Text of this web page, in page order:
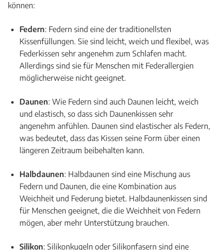
können:
Federn: Federn sind eine der traditionellsten
Kissenfüllungen. Sie sind leicht, weich und flexibel, was
Federkissen sehr angenehm zum Schlafen macht.
Allerdings sind sie für Menschen mit Federallergien
möglicherweise nicht geeignet.
Daunen: Wie Federn sind auch Daunen leicht, weich
und elastisch, so dass sich Daunenkissen sehr
angenehm anfühlen. Daunen sind elastischer als Federn,
was bedeutet, dass das Kissen seine Form über einen
längeren Zeitraum beibehalten kann.
Halbdaunen: Halbdaunen sind eine Mischung aus
Federn und Daunen, die eine Kombination aus
Weichheit und Federung bietet. Halbdaunenkissen sind
für Menschen geeignet, die die Weichheit von Federn
mögen, aber mehr Unterstützung brauchen.
Silikon: Silikonkugeln oder Silikonfasern sind eine